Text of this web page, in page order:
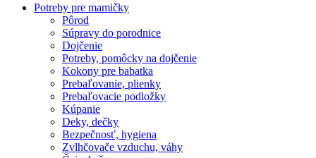
Potreby pre mamičky
Pôrod
Súpravy do porodnice
Dojčenie
Potreby, pomôcky na dojčenie
Kokony pre babatka
Prebaľovanie, plienky
Prebaľovacie podložky
Kúpanie
Deky, dečky
Bezpečnosť, hygiena
Zvlhčovače vzduchu, váhy